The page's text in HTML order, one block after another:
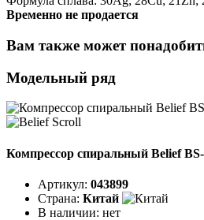
Временно не продается
Вам также может
Модельный ряд
Компрессор спиральный Belief
Артикул: 043899
Страна: Китай
В наличии: нет